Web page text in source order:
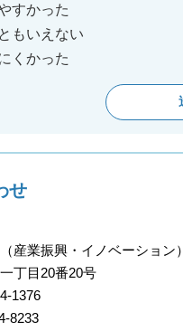
すかった
もいえない
くかった
せ
産業振興・イノベーション）
丁目20番20号
1376
8233